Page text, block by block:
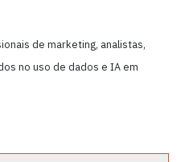
de marketing, analistas,
no uso de dados e IA em